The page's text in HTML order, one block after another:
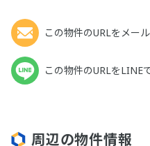
この物件のURLをメー
この物件のURLをLINE
周辺の物件情報